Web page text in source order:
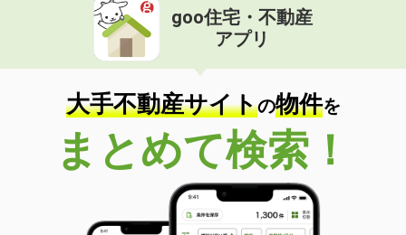
goo住宅・不動産
アプリ
大手不動産サイトの物件を
まとめて検索！